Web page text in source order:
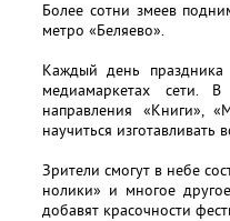
Более сотни змеев
метро «Беляево».
Каждый день праздника
медиамаркетах сети.
направления «Книги»,
научиться
Зрители смогут в небе
нолики» и многое
добавят красочности